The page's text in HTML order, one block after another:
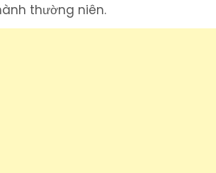
thường niên.